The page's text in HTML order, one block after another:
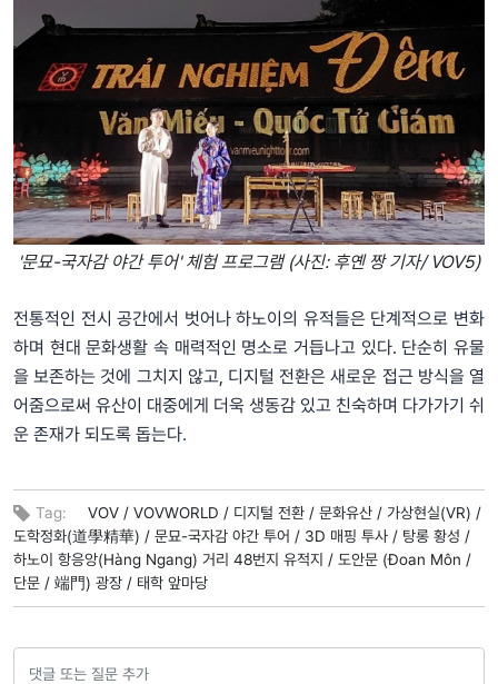
'문묘-국자감 야간 투어' 체험 프로그램 (사진: 후옌 짱 기자/ VOV5)
전통적인 전시 공간에서 벗어나 하노이의 유적들은 단계적으로 변화
하며 현대 문화생활 속 매력적인 명소로 거듭나고 있다. 단순히 유물
을 보존하는 것에 그치지 않고, 디지털 전환은 새로운 접근 방식을 열
어줌으로써 유산이 대중에게 더욱 생동감 있고 친숙하며 다가가기 쉬
운 존재가 되도록 돕는다.
Tag: VOV / VOVWORLD / 디지털 전환 / 문화유산 / 가상현실(VR) /
도학정화(道學精華) / 문묘-국자감 야간 투어 / 3D 매핑 투사 / 탕롱 황성 /
하노이 항응앙(Hàng Ngang) 거리 48번지 유적지 / 도안문 (Đoan Môn /
단문 / 端門) 광장 / 태학 앞마당